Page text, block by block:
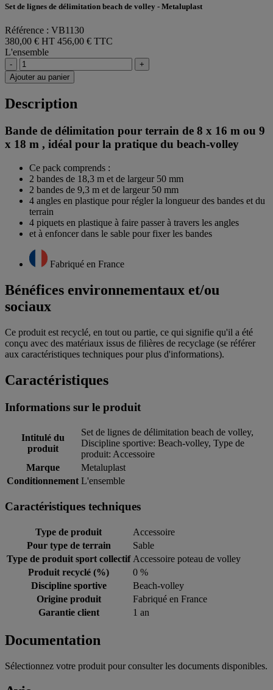
Set de lignes de délimitation beach de volley - Metaluplast
Référence : VB1130
380,00 € HT 456,00 € TTC
L'ensemble
-
+
Ajouter au panier
Description
Bande de délimitation pour terrain de 8 x 16 m ou 9
x 18 m , idéal pour la pratique du beach-volley
Ce pack comprends :
2 bandes de 18,3 m et de largeur 50 mm
2 bandes de 9,3 m et de largeur 50 mm
4 angles en plastique pour régler la longueur des bandes et du
terrain
4 piquets en plastique à faire passer à travers les angles
et à enfoncer dans le sable pour fixer les bandes
Fabriqué en France
Bénéfices environnementaux et/ou
sociaux
Ce produit est recyclé, en tout ou partie, ce qui signifie qu'il a été
conçu avec des matériaux issus de filières de recyclage (se référer
aux caractéristiques techniques pour plus d'informations).
Caractéristiques
Informations sur le produit
Intitulé du
produit
Set de lignes de délimitation beach de volley,
Discipline sportive: Beach-volley, Type de
produit: Accessoire
Marque
Metaluplast
Conditionnement L'ensemble
Caractéristiques techniques
Type de produit
Accessoire
Pour type de terrain
Sable
Type de produit sport collectif Accessoire poteau de volley
Produit recyclé (%)
0 %
Discipline sportive
Beach-volley
Origine produit
Fabriqué en France
Garantie client
1 an
Documentation
Sélectionnez votre produit pour consulter les documents disponibles.